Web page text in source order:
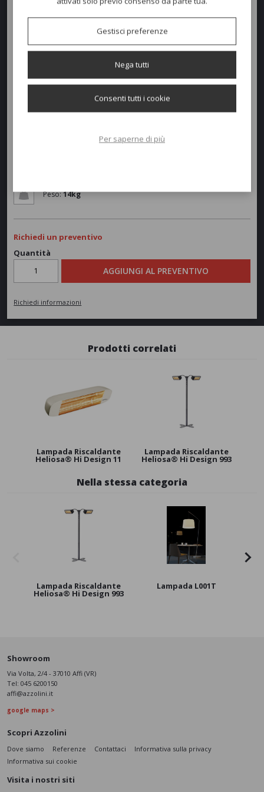
Colori disponibili
38cm
Peso:14kg
Richiedi un preventivo
Quantità
AGGIUNGI AL PREVENTIVO
Richiedi informazioni
Prodotti correlati
Lampada Riscaldante
Heliosa® Hi Design 11
Lampada Riscaldante
Heliosa® Hi Design 993
Nella stessa categoria
Lampada Riscaldante
Heliosa® Hi Design 993
Lampada L001T
Showroom
Via Volta, 2/4 - 37010 Affi (VR)
Tel: 045 6200150
affi@azzolini.it
google maps >
Scopri Azzolini
Dove siamo Referenze Contattaci
Informativa sulla privacy
Informativa sui cookie
Visita i nostri siti
Gestisci preferenze
Nega tutti
Consenti tutti i cookie
Per saperne di più